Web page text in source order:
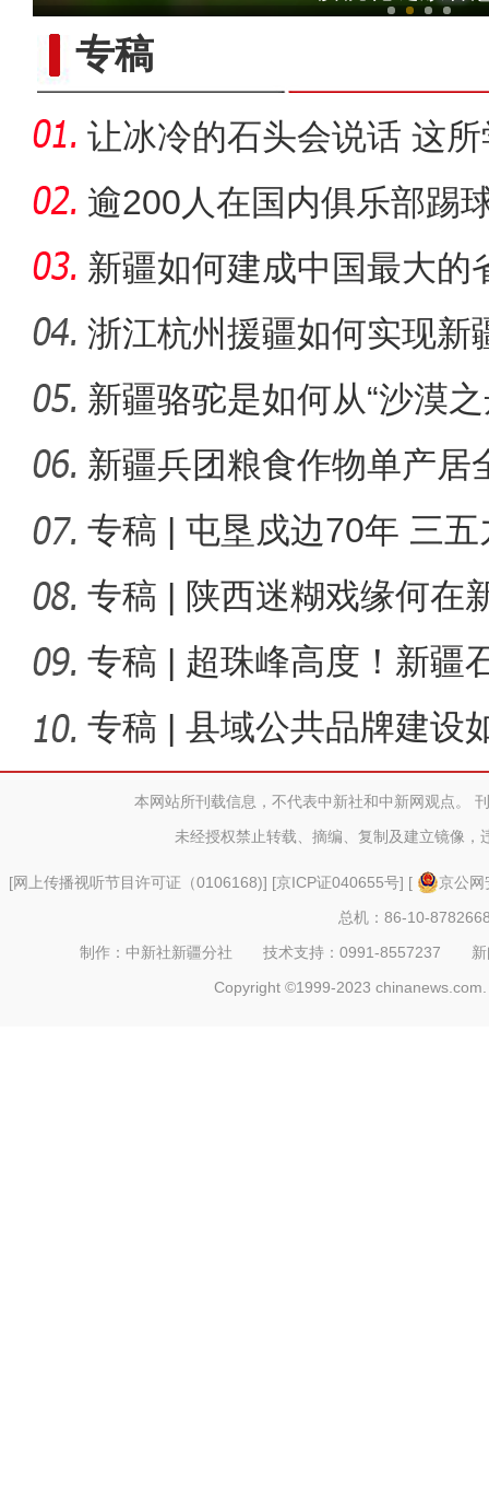
新疆生产建设兵团基层连长
新疆昭苏：玉湖春雪
专稿
让冰冷的石头会说话 这
成特色名
逾200人在国内俱乐部踢
人才济
新疆如何建成中国最大的
浙江杭州援疆如何实现新
门口创
新疆骆驼是如何从“沙漠
舟”的
新疆兵团粮食作物单产居
哪些
专稿 | 屯垦戍边70年 三
海播
专稿 | 陕西迷糊戏缘何在
专稿 | 超珠峰高度！新疆
深度？
专稿 | 县域公共品牌建设
兴？本网站所刊载信息，不代表中新社和中新网观点。
未经授权禁止转载、摘编、复制及建立镜像，
[网上传播视听节目许可证（0106168)] [京ICP证040655号] [
京公
总机：86-10-
制作：中新社新疆分社 技术支持：0991-8557237
Copyright ©1999-2023